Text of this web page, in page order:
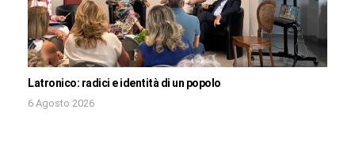
Latronico: radici e identità di un popolo
6 Agosto 2026